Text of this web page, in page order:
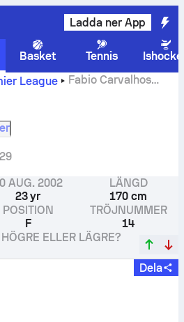
Ladda ner App
Basket Tennis
League
Fabio Carvalhos
AUG. 2002
23 yr
LÄNGD
170 cm
POSITION
F
TRÖJNUMMER
14
ELLER LÄGRE?
Dela